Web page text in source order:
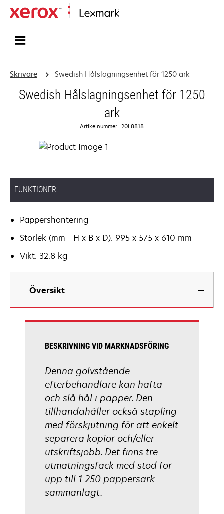
Skrivare Swedish Hålslagningsenhet för 1250 ark
Swedish Hålslagningsenhet för 1250
ark
Artikelnummer.: 20L8818
FUNKTIONER
Pappershantering
Storlek (mm - H x B x D): 995 x 575 x 610 mm
Vikt: 32.8 kg
Översikt
BESKRIVNING VID MARKNADSFÖRING
Denna golvstående
efterbehandlare kan häfta
och slå hål i papper. Den
tillhandahåller också stapling
med förskjutning för att enkelt
separera kopior och/eller
utskriftsjobb. Det finns tre
utmatningsfack med stöd för
upp till 1 250 pappersark
sammanlagt.